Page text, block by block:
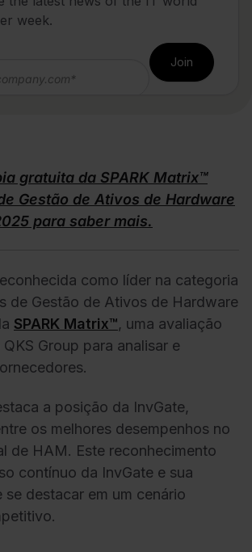
week.
gratuita da SPARK Matrix™
Gestão de Ativos de Hardware
para saber mais.
como líder na categoria
de Gestão de Ativos de Hardware
SPARK Matrix™, uma avaliação
Group para analisar e
a posição da InvGate,
os melhores desempenhos no
de HAM. Este reconhecimento
contínuo da InvGate e sua
destacar em um cenário